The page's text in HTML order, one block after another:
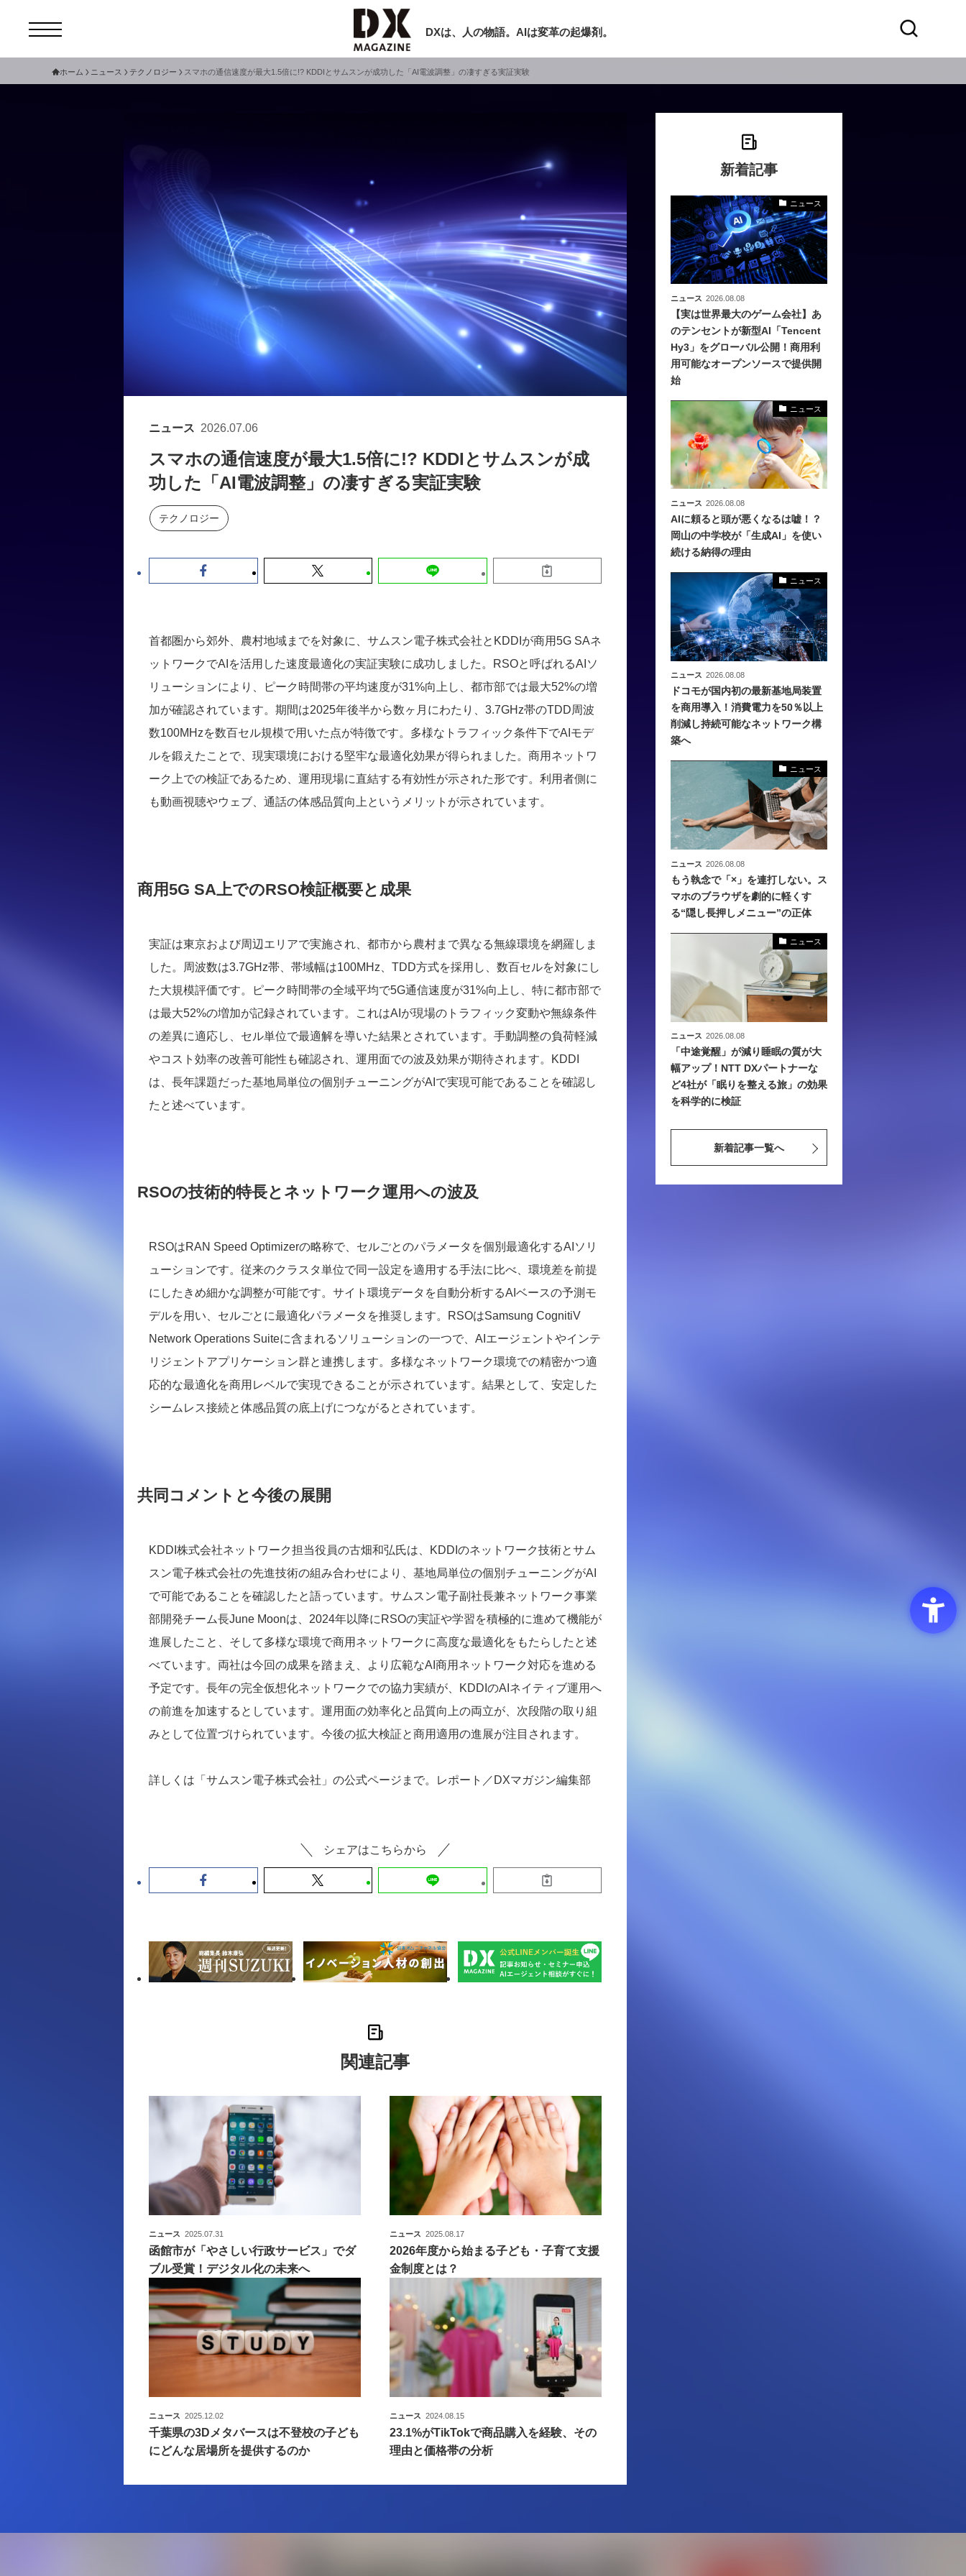
DXは、人の物語。AIは変革の起爆剤。
日本オムニチャネル協会
トップページ
特集
動画
サイトマップ
お問い合わせ
個人情報保護法について
運営会社
採用情報
現在開催予定のセミナー
セミナー
【8/12開催】「イノベーションを数値化
する」～投資される事業の基準と、終活
DX「SouSou」に学ぶ資金調達・巻き込
みのリアル～
2026-06-10
【9/30開催】AIで何でもできる時代に、
なぜ「DX人財」というキャリアが求めら
れるのか
ホーム ニュース テクノロジー スマホの通信速度が最大1.5倍に!? KDDIとサムスンが成功した「AI電波調整」の凄すぎる実証実験
ニュース 2026.07.06
スマホの通信速度が最大1.5倍に!? KDDIとサムスンが成
功した「AI電波調整」の凄すぎる実証実験
テクノロジー
首都圏から郊外、農村地域までを対象に、サムスン電子株式会社とKDDIが商用5G SAネ
ットワークでAIを活用した速度最適化の実証実験に成功しました。RSOと呼ばれるAIソ
リューションにより、ピーク時間帯の平均速度が31%向上し、都市部では最大52%の増
加が確認されています。期間は2025年後半から数ヶ月にわたり、3.7GHz帯のTDD周波
数100MHzを数百セル規模で用いた点が特徴です。多様なトラフィック条件下でAIモデ
ルを鍛えたことで、現実環境における堅牢な最適化効果が得られました。商用ネットワ
ーク上での検証であるため、運用現場に直結する有効性が示された形です。利用者側に
も動画視聴やウェブ、通話の体感品質向上というメリットが示されています。
商用5G SA上でのRSO検証概要と成果
実証は東京および周辺エリアで実施され、都市から農村まで異なる無線環境を網羅しま
した。周波数は3.7GHz帯、帯域幅は100MHz、TDD方式を採用し、数百セルを対象にし
た大規模評価です。ピーク時間帯の全域平均で5G通信速度が31%向上し、特に都市部で
は最大52%の増加が記録されています。これはAIが現場のトラフィック変動や無線条件
の差異に適応し、セル単位で最適解を導いた結果とされています。手動調整の負荷軽減
やコスト効率の改善可能性も確認され、運用面での波及効果が期待されます。KDDI
は、長年課題だった基地局単位の個別チューニングがAIで実現可能であることを確認し
たと述べています。
RSOの技術的特長とネットワーク運用への波及
RSOはRAN Speed Optimizerの略称で、セルごとのパラメータを個別最適化するAIソリ
ューションです。従来のクラスタ単位で同一設定を適用する手法に比べ、環境差を前提
にしたきめ細かな調整が可能です。サイト環境データを自動分析するAIベースの予測モ
デルを用い、セルごとに最適化パラメータを推奨します。RSOはSamsung CognitiV
Network Operations Suiteに含まれるソリューションの一つで、AIエージェントやインテ
リジェントアプリケーション群と連携します。多様なネットワーク環境での精密かつ適
応的な最適化を商用レベルで実現できることが示されています。結果として、安定した
シームレス接続と体感品質の底上げにつながるとされています。
共同コメントと今後の展開
KDDI株式会社ネットワーク担当役員の古畑和弘氏は、KDDIのネットワーク技術とサム
スン電子株式会社の先進技術の組み合わせにより、基地局単位の個別チューニングがAI
で可能であることを確認したと語っています。サムスン電子副社長兼ネットワーク事業
部開発チーム長June Moonは、2024年以降にRSOの実証や学習を積極的に進めて機能が
進展したこと、そして多様な環境で商用ネットワークに高度な最適化をもたらしたと述
べています。両社は今回の成果を踏まえ、より広範なAI商用ネットワーク対応を進める
予定です。長年の完全仮想化ネットワークでの協力実績が、KDDIのAIネイティブ運用へ
の前進を加速するとしています。運用面の効率化と品質向上の両立が、次段階の取り組
みとして位置づけられています。今後の拡大検証と商用適用の進展が注目されます。
詳しくは「サムスン電子株式会社」の公式ページまで。レポート／DXマガジン編集部
シェアはこちらから
関連記事
ニュース 2025.07.31
函館市が「やさしい行政サービス」でダ
ブル受賞！デジタル化の未来へ
ニュース 2025.08.17
2026年度から始まる子ども・子育て支援
金制度とは？
ニュース 2025.12.02
千葉県の3Dメタバースは不登校の子ども
にどんな居場所を提供するのか
ニュース 2024.08.15
23.1%がTikTokで商品購入を経験、その
理由と価格帯の分析
新着記事
ニュース
ニュース 2026.08.08
【実は世界最大のゲーム会社】あ
のテンセントが新型AI「Tencent
Hy3」をグローバル公開！商用利
用可能なオープンソースで提供開
始
ニュース
ニュース 2026.08.08
AIに頼ると頭が悪くなるは嘘！？
岡山の中学校が「生成AI」を使い
続ける納得の理由
ニュース
ニュース 2026.08.08
ドコモが国内初の最新基地局装置
を商用導入！消費電力を50％以上
削減し持続可能なネットワーク構
築へ
ニュース
ニュース 2026.08.08
もう執念で「×」を連打しない。ス
マホのブラウザを劇的に軽くす
る“隠し長押しメニュー”の正体
ニュース
ニュース 2026.08.08
「中途覚醒」が減り睡眠の質が大
幅アップ！NTT DXパートナーな
ど4社が「眠りを整える旅」の効果
を科学的に検証
新着記事一覧へ